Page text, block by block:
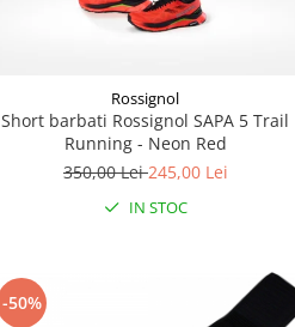
Rossignol
Short barbati Rossignol SAPA 5 Trail
Running - Neon Red
350,00 Lei245,00 Lei
IN STOC
-50%